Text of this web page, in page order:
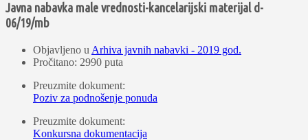
Javna nabavka male vrednosti-kancelarijski materijal d-
06/19/mb
Objavljeno u Arhiva javnih nabavki - 2019 god.
Pročitano: 2990 puta
Preuzmite dokument:
Poziv za podnošenje ponuda
Preuzmite dokument:
Konkursna dokumentacija